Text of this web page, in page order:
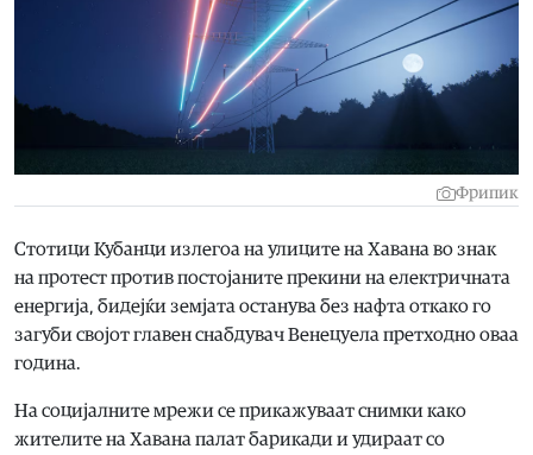
Фрипик
Стотици Кубанци излегоа на улиците на Хавана во знак
на протест против постојаните прекини на електричната
енергија, бидејќи земјата останува без нафта откако го
загуби својот главен снабдувач Венецуела претходно оваа
година.
На социјалните мрежи се прикажуваат снимки како
жителите на Хавана палат барикади и удираат со